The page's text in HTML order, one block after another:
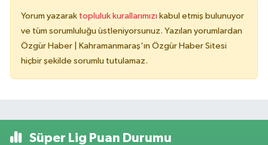
Yorum yazarak topluluk kurallarımızı kabul etmiş bulunuyor
ve tüm sorumluluğu üstleniyorsunuz. Yazılan yorumlardan
Özgür Haber | Kahramanmaraş'ın Özgür Haber Sitesi
hiçbir şekilde sorumlu tutulamaz.
Süper Lig Puan Durumu